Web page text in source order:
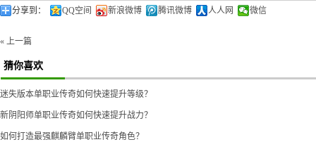
分享到： QQ空间 新浪微博 腾讯微博 人人网 微信
« 上一篇
猜你喜欢
迷失版本单职业传奇如何快速提升等级？
新阴阳师单职业传奇如何快速提升战力？
如何打造最强麒麟臂单职业传奇角色？